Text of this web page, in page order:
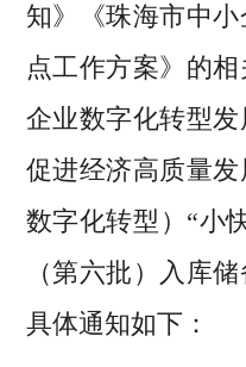
知》《珠海市中
点工作方案》的
企业数字化转型
促进经济高质量
数字化转型）“小
（第六批）入库
具体通知如下：